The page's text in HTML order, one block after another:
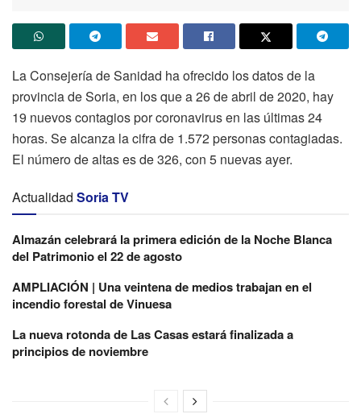
La Consejería de Sanidad ha ofrecido los datos de la
provincia de Soria, en los que a 26 de abril de 2020, hay
19 nuevos contagios por coronavirus en las últimas 24
horas. Se alcanza la cifra de 1.572 personas contagiadas.
El número de altas es de 326, con 5 nuevas ayer.
Actualidad Soria TV
Almazán celebrará la primera edición de la Noche Blanca
del Patrimonio el 22 de agosto
AMPLIACIÓN | Una veintena de medios trabajan en el
incendio forestal de Vinuesa
La nueva rotonda de Las Casas estará finalizada a
principios de noviembre